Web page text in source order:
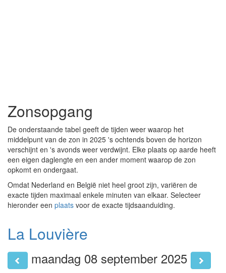
Zonsopgang
De onderstaande tabel geeft de tijden weer waarop het
middelpunt van de zon in 2025 's ochtends boven de horizon
verschijnt en 's avonds weer verdwijnt. Elke plaats op aarde heeft
een eigen daglengte en een ander moment waarop de zon
opkomt en ondergaat.
Omdat Nederland en België niet heel groot zijn, variëren de
exacte tijden maximaal enkele minuten van elkaar. Selecteer
hieronder een plaats voor de exacte tijdsaanduiding.
La Louvière
maandag 08 september 2025